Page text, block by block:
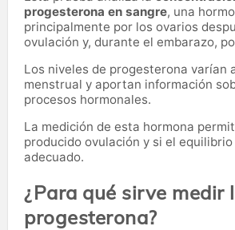
progesterona en sangre, una
principalmente por los ovarios
ovulación y, durante el embarazo,
Los niveles de progesterona varían
menstrual y aportan información
procesos hormonales.
La medición de esta hormona
producido ovulación y si el
adecuado.
¿Para qué sirve medir
progesterona?